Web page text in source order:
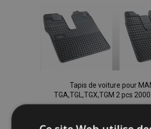
Tapis de voiture pour
TGA,TGL,TGX,TGM 2 pcs